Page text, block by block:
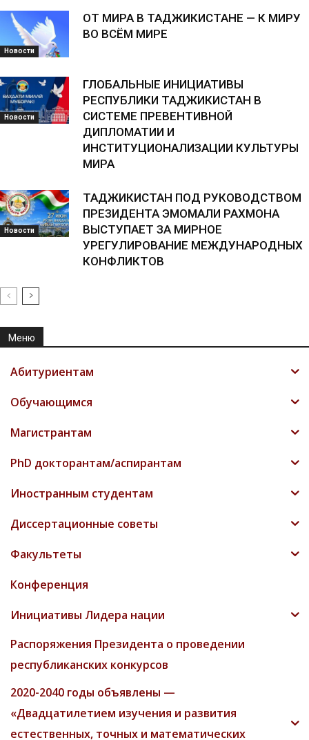
Новости
ОТ МИРА В ТАДЖИКИСТАНЕ — К МИРУ
ВО ВСЁМ МИРЕ
Новости
ГЛОБАЛЬНЫЕ ИНИЦИАТИВЫ
РЕСПУБЛИКИ ТАДЖИКИСТАН В
СИСТЕМЕ ПРЕВЕНТИВНОЙ
ДИПЛОМАТИИ И
ИНСТИТУЦИОНАЛИЗАЦИИ КУЛЬТУРЫ
МИРА
Новости
ТАДЖИКИСТАН ПОД РУКОВОДСТВОМ
ПРЕЗИДЕНТА ЭМОМАЛИ РАХМОНА
ВЫСТУПАЕТ ЗА МИРНОЕ
УРЕГУЛИРОВАНИЕ МЕЖДУНАРОДНЫХ
КОНФЛИКТОВ
Меню
Абитуриентам
Обучающимся
Магистрантам
PhD докторантам/аспирантам
Иностранным студентам
Диссертационные советы
Факультеты
Конференция
Инициативы Лидера нации
Распоряжения Президента о проведении
республиканских конкурсов
2020-2040 годы объявлены —
«Двадцатилетием изучения и развития
естественных, точных и математических